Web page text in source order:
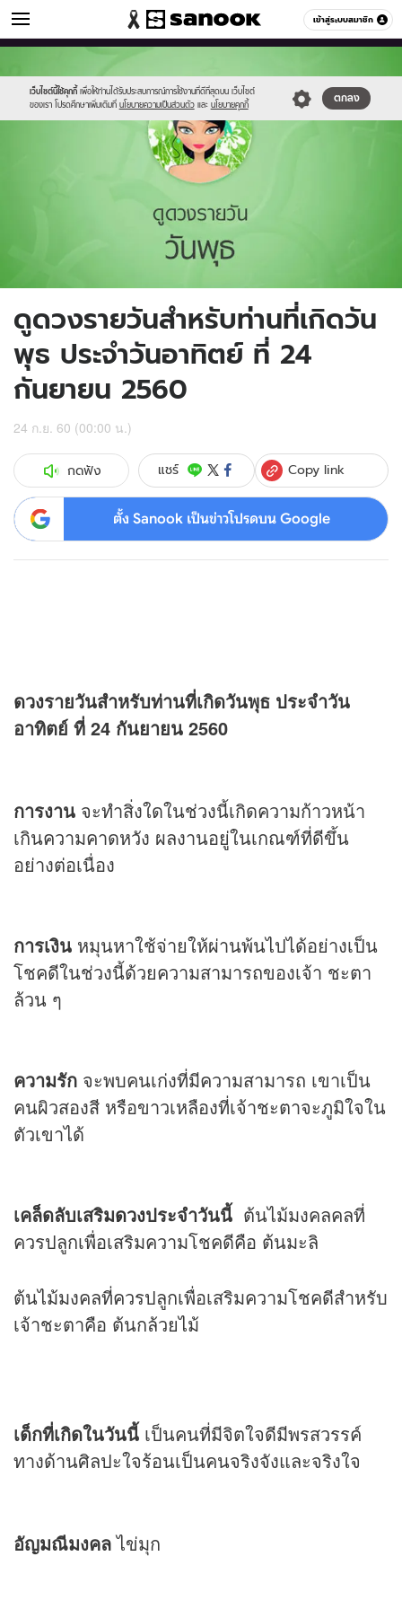
เข้าสู่ระบบสมาชิก
ดูดวง หมวดอื่นๆ
เว็บไซต์นี้ใช้คุกกี้ เพื่อให้ท่านได้รับประสบการณ์การใช้งานที่ดีที่สุดบน เว็บไซต์
ของเรา โปรดศึกษาเพิ่มเติมที่ นโยบายความเป็นส่วนตัว และ นโยบายคุกกี้
ตกลง
//s.isanook.com/sr/0/images/logo-
new-
sanook.png
//s.isanook.com/ho/0/ud/fxd/day/4_wed.jpg
ดูดวงรายวันสำหรับท่านที่เกิดวัน
พุธ ประจำวันอาทิตย์ ที่ 24
กันยายน 2560
24 ก.ย. 60 (00:00 น.)
กดฟัง แชร์ Copy link
ตั้ง Sanook เป็นข่าวโปรดบน Google
ดวงรายวันสำหรับท่านที่เกิดวันพุธ ประจำวัน
อาทิตย์ ที่ 24 กันยายน 2560
การงาน จะทำสิ่งใดในช่วงนี้เกิดความก้าวหน้า
เกินความคาดหวัง ผลงานอยู่ในเกณฑ์ที่ดีขึ้น
อย่างต่อเนื่อง
การเงิน หมุนหาใช้จ่ายให้ผ่านพ้นไปได้อย่างเป็น
โชคดีในช่วงนี้ด้วยความสามารถของเจ้า ชะตา
ล้วน ๆ
ความรัก จะพบคนเก่งที่มีความสามารถ เขาเป็น
คนผิวสองสี หรือขาวเหลืองที่เจ้าชะตาจะภูมิใจใน
ตัวเขาได้
เคล็ดลับเสริมดวงประจำวันนี้ ต้นไม้มงคลคลที่
ควรปลูกเพื่อเสริมความโชคดีคือ ต้นมะลิ
ต้นไม้มงคลที่ควรปลูกเพื่อเสริมความโชคดีสำหรับ
เจ้าชะตาคือ ต้นกล้วยไม้
เด็กที่เกิดในวันนี้ เป็นคนที่มีจิตใจดีมีพรสวรรค์
ทางด้านศิลปะใจร้อนเป็นคนจริงจังและจริงใจ
อัญมณีมงคลไข่มุก